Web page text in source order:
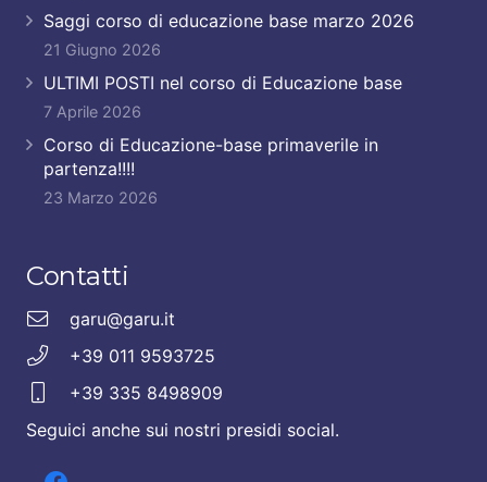
Saggi corso di educazione base marzo 2026
21 Giugno 2026
ULTIMI POSTI nel corso di Educazione base
7 Aprile 2026
Corso di Educazione-base primaverile in
partenza!!!!
23 Marzo 2026
Contatti
garu@garu.it
+39 011 9593725
+39 335 8498909
Seguici anche sui nostri presidi social.